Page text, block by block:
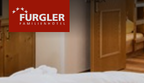
ZURÜCK ZU DEN
FAMILIENHOTELS
FAMILIENHOTEL
ZIMMER & PREISE